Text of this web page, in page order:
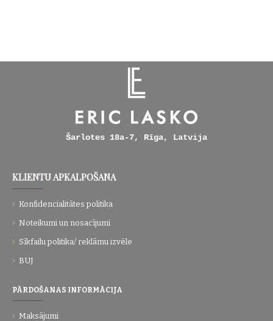
Šarlotes 18a-7, Rīga, Latvija
KLIENTU APKALPOŠANA
Konfidencialitātes politika
Noteikumi un nosacījumi
Sīkfailu politika/ reklāmu izvēle
BUJ
PĀRDOŠANAS INFORMĀCIJA
Maksājumi